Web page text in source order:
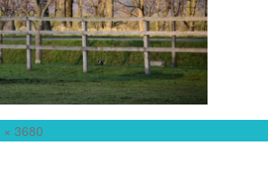
3680